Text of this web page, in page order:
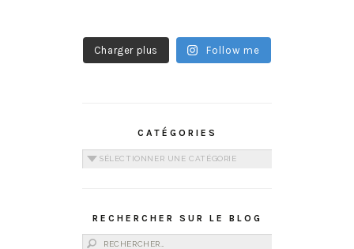
Charger plus Follow me
CATÉGORIES
Catégories
RECHERCHER SUR LE BLOG
Rechercher :